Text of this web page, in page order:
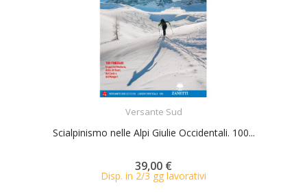
Versante Sud
Scialpinismo nelle Alpi Giulie Occidentali. 100...
39,00 €
Disp. in 2/3 gg lavorativi